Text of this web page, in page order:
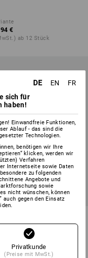
€
ab 12 Stück
ab 12 Stück
DE EN
FR
sich für
haben!
Einwandfreie Funktionen,
Ablauf - das sind die
Technologien.
benötigen wir Ihre
klicken, werden wir
Verfahren
Internetseite sowie Daten
zu folgenden
Angebote und
sowie
nicht wünschen, können
auch gegen den Einsatz
Privatkunde
(Preise mit MwSt.)